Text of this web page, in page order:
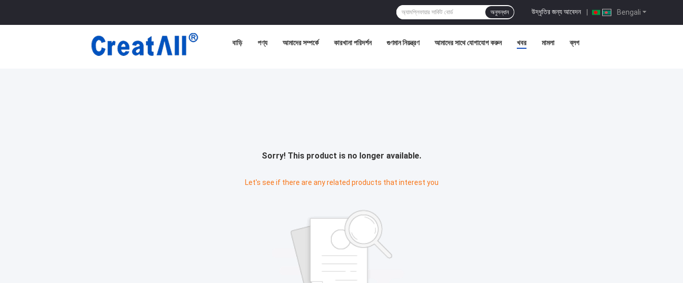
Bengali
উদ্ধৃতির জন্য আবেদন |
অনুসন্ধান
বাড়ি পণ্য আমাদের সম্পর্কে কারখানা পরিদর্শন গুণমান নিয়ন্ত্রণ আমাদের সাথে যোগাযোগ করুন খবর মামলা ব্লগ
Sorry! This product is no longer available.
Let's see if there are any related products that interest you